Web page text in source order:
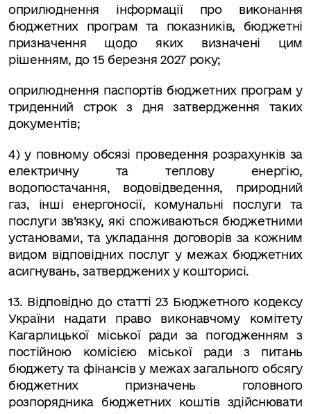
оприлюднення інформації про виконання
бюджетних програм та показників, бюджетні
призначення щодо яких визначені цим
рішенням, до 15 березня 2027 року;
оприлюднення паспортів бюджетних програм у
триденний строк з дня затвердження таких
документів;
4) у повному обсязі проведення розрахунків за
електричну та теплову енергію,
водопостачання, водовідведення, природний
газ, інші енергоносії, комунальні послуги та
послуги зв’язку, які споживаються бюджетними
установами, та укладання договорів за кожним
видом відповідних послуг у межах бюджетних
асигнувань, затверджених у кошторисі.
13. Відповідно до статті 23 Бюджетного кодексу
України надати право виконавчому комітету
Кагарлицької міської ради за погодженням з
постійною комісією міської ради з питань
бюджету та фінансів у межах загального обсягу
бюджетних призначень головного
розпорядника бюджетних коштів здійснювати